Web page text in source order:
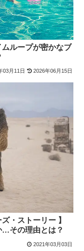
ループが密かなブ
03月11日 2026年06月15日
・ストーリー 】
…その理由とは？
2021年03月03日